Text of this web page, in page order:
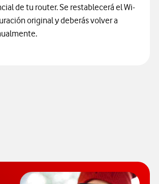
de tu router. Se restablecerá el Wi-
original y deberás volver a
tu router a su configuración inicial